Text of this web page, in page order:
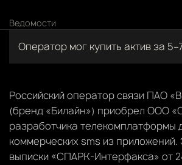
Ведомости
Оператор мог купить актив за
Российский оператор связи ПАО
(бренд «Билайн») приобрел ООО
разработчика телекомплатформы
коммерческих sms из приложений.
выписки «СПАРК-Интерфакса» от